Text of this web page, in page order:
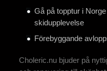
Gå på topptur i
skidupplevelse
Förebyggande
Choleric.nu bjuder på